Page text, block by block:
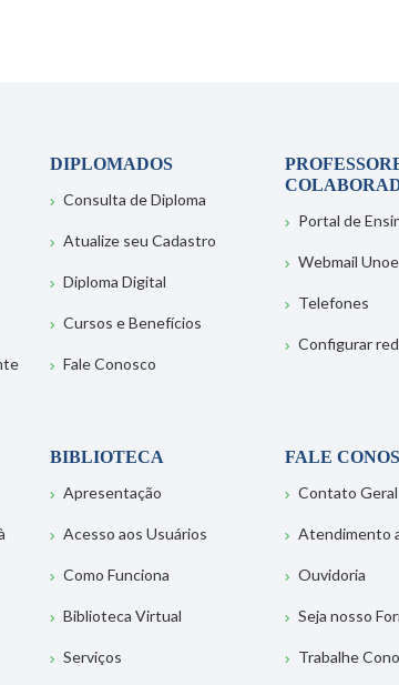
DIPLOMADOS
Consulta de Diploma
Atualize seu Cadastro
Diploma Digital
Cursos e Benefícios
Fale Conosco
Portal de
Webmail
Telefones
Configurar
BIBLIOTECA
Apresentação
Acesso aos Usuários
Como Funciona
Biblioteca Virtual
Serviços
FALE
Contato Geral
Atendimento
Ouvidoria
Seja nosso
Trabalhe